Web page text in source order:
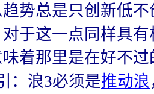
势总是只创新低
于这一点同样具
着那里是在好不
：浪3必须是推动浪